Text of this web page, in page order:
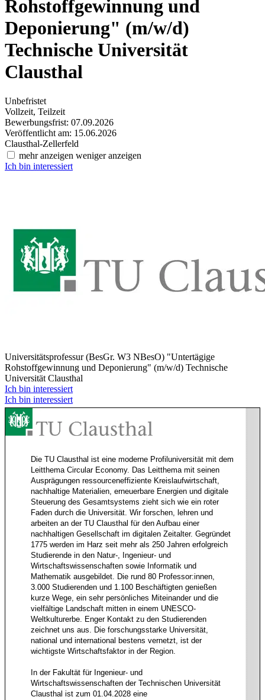
Rohstoffgewinnung und
Deponierung" (m/w/d)
Technische Universität
Clausthal
Unbefristet
Vollzeit, Teilzeit
Bewerbungsfrist: 07.09.2026
Veröffentlicht am: 15.06.2026
Clausthal-Zellerfeld
mehr anzeigen weniger anzeigen
Ich bin interessiert
Universitätsprofessur (BesGr. W3 NBesO) "Untertägige
Rohstoffgewinnung und Deponierung" (m/w/d) Technische
Universität Clausthal
Ich bin interessiert
Ich bin interessiert
Die TU Clausthal ist eine moderne Profiluniversität mit dem
Leitthema Circular Economy. Das Leitthema mit seinen
Ausprägungen ressourceneffiziente Kreislaufwirtschaft,
nachhaltige Materialien, erneuerbare Energien und digitale
Steuerung des Gesamtsystems zieht sich wie ein roter
Faden durch die Universität. Wir forschen, lehren und
arbeiten an der TU Clausthal für den Aufbau einer
nachhaltigen Gesellschaft im digitalen Zeitalter. Gegründet
1775 werden im Harz seit mehr als 250 Jahren erfolgreich
Studierende in den Natur-, Ingenieur- und
Wirtschaftswissenschaften sowie Informatik und
Mathematik ausgebildet. Die rund 80 Professor:innen,
3.000 Studierenden und 1.100 Beschäftigten genießen
kurze Wege, ein sehr persönliches Miteinander und die
vielfältige Landschaft mitten in einem UNESCO-
Weltkulturerbe. Enger Kontakt zu den Studierenden
zeichnet uns aus. Die forschungsstarke Universität,
national und international bestens vernetzt, ist der
wichtigste Wirtschaftsfaktor in der Region.
In der Fakultät für Ingenieur- und
Wirtschaftswissenschaften der Technischen Universität
Clausthal ist zum 01.04.2028 eine